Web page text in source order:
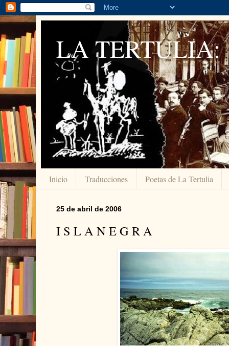
LA TERTULIA:
Inicio Traducciones Poetas de La Tertulia
25 de abril de 2006
I S L A N E G R A